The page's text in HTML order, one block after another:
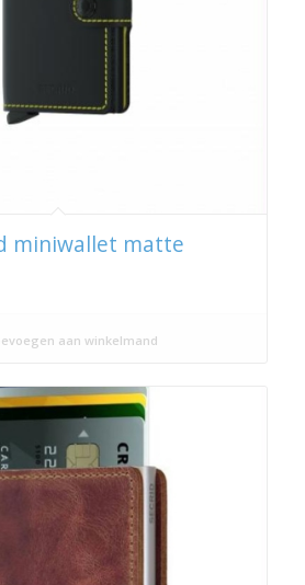
miniwallet matte
aan winkelmand